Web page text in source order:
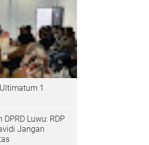
1
Luwu: RDP
Jangan